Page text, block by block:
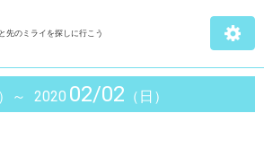
先のミライを探しに行こう
～ 2020 02/02 （日）